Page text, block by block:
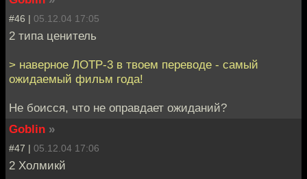
#46 | 05.12.04 17:05
2 типа ценитель
> наверное ЛОТР-3 в твоем переводе - самый
ожидаемый фильм года!
Не боисся, что не оправдает ожиданий?
Goblin »
#47 | 05.12.04 17:06
2 Холмикй